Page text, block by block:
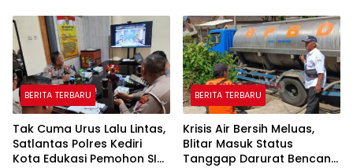
“Beliau Pejuang Keadilan
yang Vokal”
BERITA TERBARU
Tak Cuma Urus Lalu Lintas,
Satlantas Polres Kediri
Kota Edukasi Pemohon SIM
BERITA TERBARU
Krisis Air Bersih Meluas,
Blitar Masuk Status
Tanggap Darurat Bencana